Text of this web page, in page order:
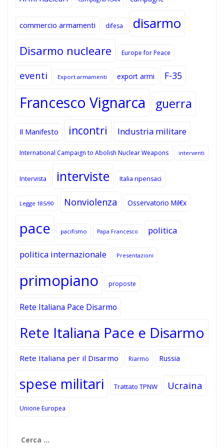
commercio armamenti difesa disarmo
Disarmo nucleare Europe for Peace
eventi Export armamenti export armi F-35
Francesco Vignarca guerra
Il Manifesto incontri Industria militare
International Campaign to Abolish Nuclear Weapons interventi
Intervista interviste Italia ripensaci
Legge 185/90 Nonviolenza Osservatorio Mil€x
pace pacifismo Papa Francesco politica
politica internazionale Presentazioni
primopiano proposte
Rete Italiana Pace Disarmo
Rete Italiana Pace e Disarmo
Rete Italiana per il Disarmo Riarmo Russia
spese militari Trattato TPNW Ucraina
Unione Europea
per: